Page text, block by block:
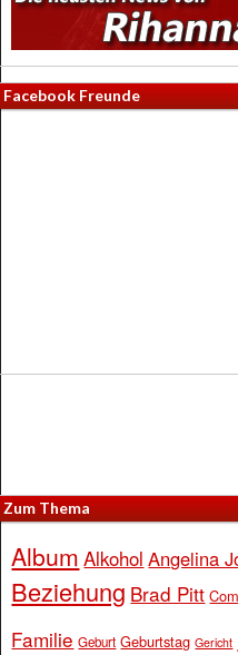
Facebook Freunde
Zum Thema
Album Alkohol Angelina
Beziehung Brad Pitt
Familie Geburt Geburtstag Gericht